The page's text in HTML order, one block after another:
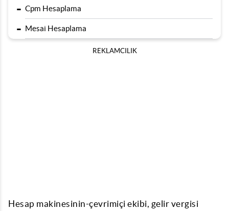
- Cpm Hesaplama
- Mesai Hesaplama
REKLAMCILIK
Hesap makinesinin-çevrimiçi ekibi, gelir vergisi